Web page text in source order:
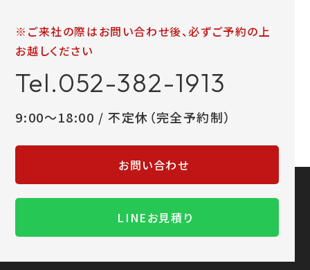
※ご来社の際はお問い合わせ後、必ずご予約の上
お越しください
Tel.052-382-1913
9:00～18:00 / 不定休（完全予約制）
お問い合わせ
LINEお見積り